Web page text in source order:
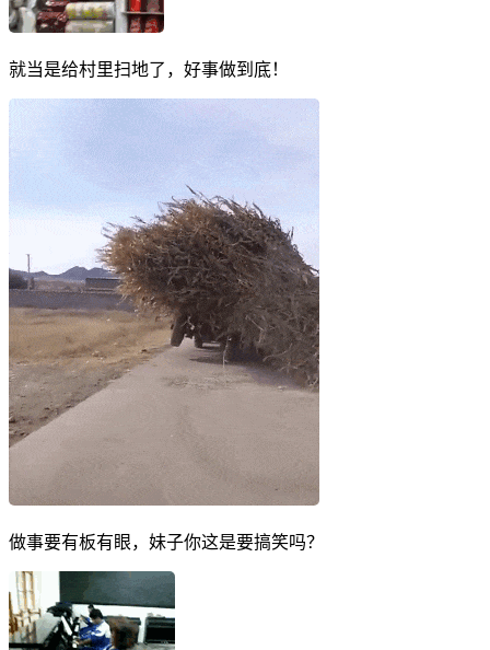
就当是给村里扫地了，好事做到底！
做事要有板有眼，妹子你这是要搞笑吗？